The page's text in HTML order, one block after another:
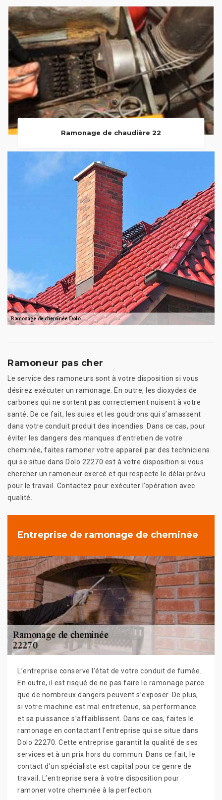
Ramonage de chaudière 22
Ramoneur pas cher
Le service des ramoneurs sont à votre disposition si vous
désirez exécuter un ramonage. En outre, les dioxydes de
carbones qui ne sortent pas correctement nuisent à votre
santé. De ce fait, les suies et les goudrons qui s’amassent
dans votre conduit produit des incendies. Dans ce cas, pour
éviter les dangers des manques d’entretien de votre
cheminée, faites ramoner votre appareil par des techniciens.
qui se situe dans Dolo 22270 est à votre disposition si vous
chercher un ramoneur exercé et qui respecte le délai prévu
pour le travail. Contactez pour exécuter l’opération avec
qualité.
Entreprise de ramonage de cheminée
L’entreprise conserve l’état de votre conduit de fumée.
En outre, il est risqué de ne pas faire le ramonage parce
que de nombreux dangers peuvent s’exposer. De plus,
si votre machine est mal entretenue, sa performance
et sa puissance s’affaiblissent. Dans ce cas, faites le
ramonage en contactant l’entreprise qui se situe dans
Dolo 22270. Cette entreprise garantit la qualité de ses
services et à un prix hors du commun. Dans ce fait, le
contact d’un spécialiste est capital pour ce genre de
travail. L’entreprise sera à votre disposition pour
ramoner votre cheminée à la perfection.